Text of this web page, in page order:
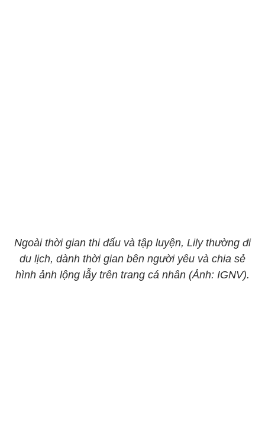
Ngoài thời gian thi đấu và tập luyện, Lily thường đi
du lịch, dành thời gian bên người yêu và chia sẻ
hình ảnh lộng lẫy trên trang cá nhân (Ảnh: IGNV).